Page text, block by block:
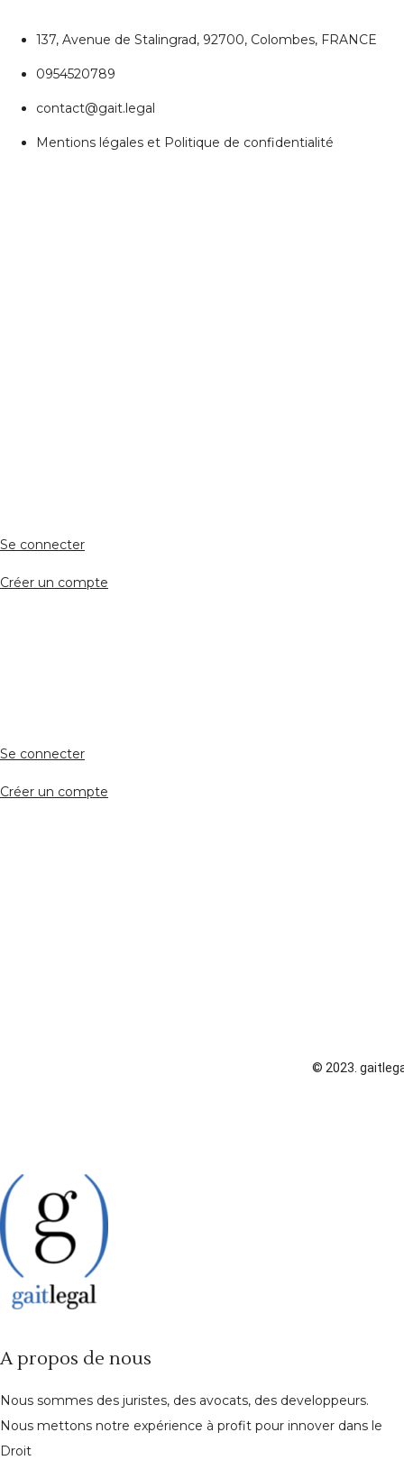
137, Avenue de Stalingrad, 92700, Colombes, FRANCE
0954520789
contact@gait.legal
Mentions légales et Politique de confidentialité
Se connecter
Créer un compte
Se connecter
Créer un compte
© 2023.
A propos de nous
Nous sommes des juristes, des avocats, des developpeurs.
Nous mettons notre expérience à profit pour innover dans le
Droit